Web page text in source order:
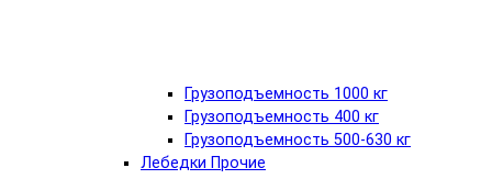
Грузоподъемность 1000 кг
Грузоподъемность 400 кг
Грузоподъемность 500-630 кг
Лебедки Прочие